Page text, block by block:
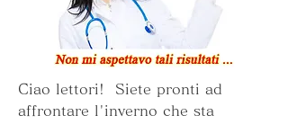
Ciao lettori!  Siete pronti ad
affrontare l'inverno che sta